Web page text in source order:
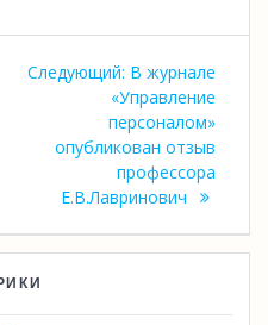
Следующий: Следующая
запись:
В журнале
«Управление
персоналом»
опубликован отзыв
профессора
Е.В.Лавринович